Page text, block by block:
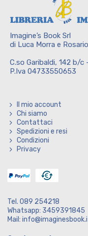
Imagine’s Book Srl
di Luca Morra e
C.so Garibaldi, 142 b/c
P.Iva 04733550653
Il mio account
Chi siamo
Contattaci
Spedizioni e resi
Condizioni
Privacy
Tel. 089 254218
Whatsapp: 3459391845
Mail: